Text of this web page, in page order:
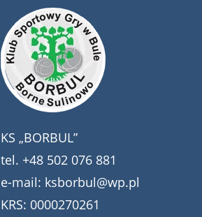
KS „BORBUL”
tel. +48 502 076 881
e-mail: ksborbul@wp.pl
KRS: 0000270261